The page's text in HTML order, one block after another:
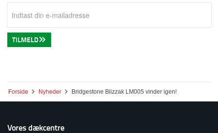
TILMELD
Forside Nyheder Bridgestone Blizzak LM005 vinder igen!
Vores dækcentre